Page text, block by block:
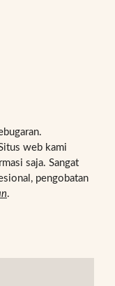
web kami
saja. Sangat
pengobatan
.